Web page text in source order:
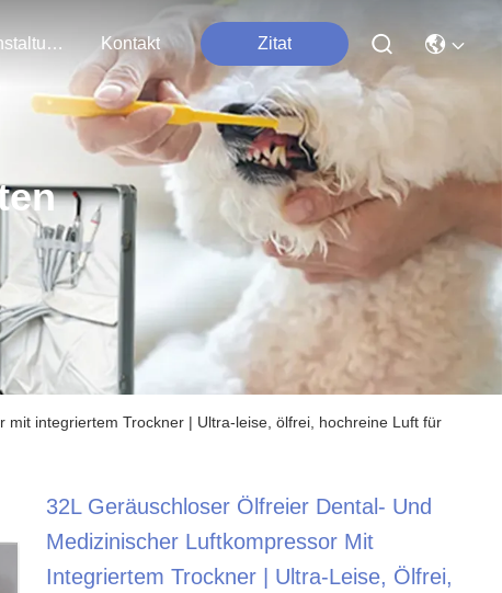
Veranstaltungen Kontakt Zitat
integriertem Trockner | Ultra-leise, ölfrei, hochreine Luft für
32L Geräuschloser Ölfreier Dental- Und
Medizinischer Luftkompressor Mit
Integriertem Trockner | Ultra-Leise, Ölfrei,